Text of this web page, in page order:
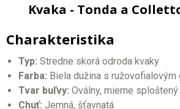
Kvaka - Tonda a
Charakteristika
Typ: Stredne skorá odroda kvaky
Farba: Biela dužina s ružovofialovým
Tvar buľvy: Oválny, mierne sploštený
Chuť: Jemná, šťavnatá